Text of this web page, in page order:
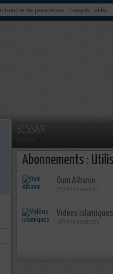
BESSAM
Abonnements :
Oum Albanin
Vidéos islamiques